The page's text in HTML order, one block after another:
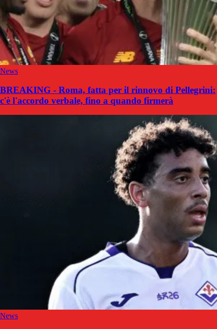
News
BREAKING - Roma, fatta per il rinnovo di Pellegrini:
c'è l'accordo verbale, fino a quando firmerà
News